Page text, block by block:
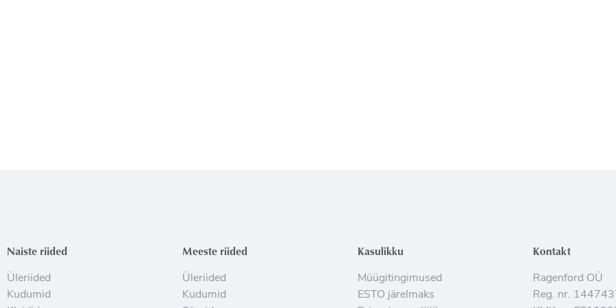
Naiste riided
Üleriided
Kudumid
Meeste riided
Üleriided
Kudumid
Kasulikku
Müügitingimused
ESTO järelmaks
Kontakt
Ragenford OÜ
Reg. nr.